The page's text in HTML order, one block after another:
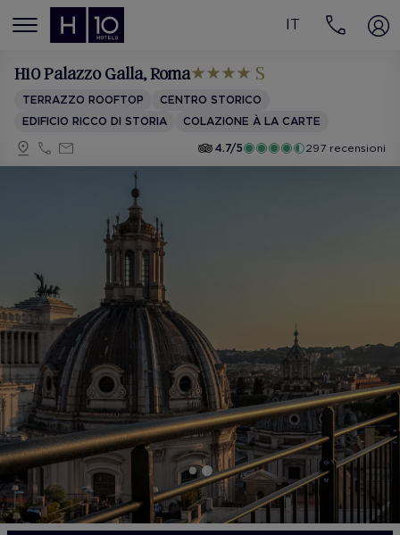
MENÚ
IT
H10 Palazzo Galla, Roma
TERRAZZO ROOFTOP
CENTRO STORICO
EDIFICIO RICCO DI STORIA
COLAZIONE À LA CARTE
4.7/5
297 recensioni